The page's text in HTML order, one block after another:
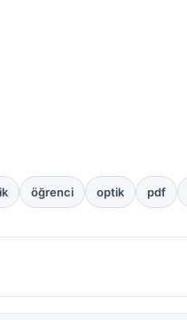
öğrenci optik pdf